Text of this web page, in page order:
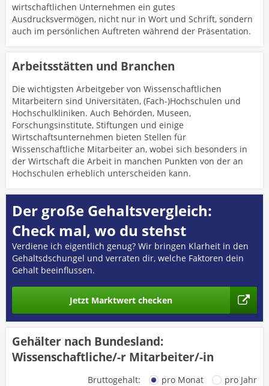
wirtschaftlichen Unternehmen ein gutes
Ausdrucksvermögen, nicht nur in Wort und Schrift, sondern
auch im persönlichen Auftreten während der Präsentation.
Arbeitsstätten und Branchen
Die wichtigsten Arbeitgeber von Wissenschaftlichen
Mitarbeitern sind Universitäten, (Fach-)Hochschulen und
Hochschulkliniken. Auch Behörden, Museen,
Forschungsinstitute, Stiftungen und einige
Wirtschaftsunternehmen bieten Stellen für
Wissenschaftliche Mitarbeiter an, wobei sich besonders in
der Wirtschaft die Arbeit in manchen Punkten von der an
Hochschulen erheblich unterscheiden kann.
Der große Gehaltsvergleich:
Check mal, wo du stehst
Verdiene ich eigentlich genug? Wir bringen Klarheit in den
Gehaltsdschungel und verraten dir, welche Faktoren dein
Gehalt beeinflussen.
Jetzt Marktwert checken
Gehälter nach Bundesland:
Wissenschaftliche/-r Mitarbeiter/-in
Bruttogehalt: pro Monat pro Jahr